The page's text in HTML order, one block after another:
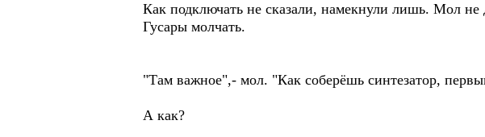
Как подключать не сказали, намекнули лишь. Мол
Гусары молчать.
"Там важное",- мол. "Как соберёшь синтезатор,
А как?